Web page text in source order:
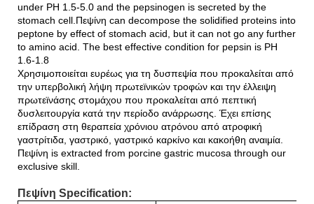
under PH 1.5-5.0 and the pepsinogen is secreted by the
stomach cell.Πεψίνη can decompose the solidified proteins into
peptone by effect of stomach acid, but it can not go any further
to amino acid. The best effective condition for pepsin is PH
1.6-1.8
Χρησιμοποιείται ευρέως για τη δυσπεψία που προκαλείται από
την υπερβολική λήψη πρωτεϊνικών τροφών και την έλλειψη
πρωτεϊνάσης στομάχου που προκαλείται από πεπτική
δυσλειτουργία κατά την περίοδο ανάρρωσης. Έχει επίσης
επίδραση στη θεραπεία χρόνιου ατρόνου από ατροφική
γαστρίτιδα, γαστρικό, γαστρικό καρκίνο και κακοήθη αναιμία.
Πεψίνη is extracted from porcine gastric mucosa through our
exclusive skill.
Πεψίνη Specification: